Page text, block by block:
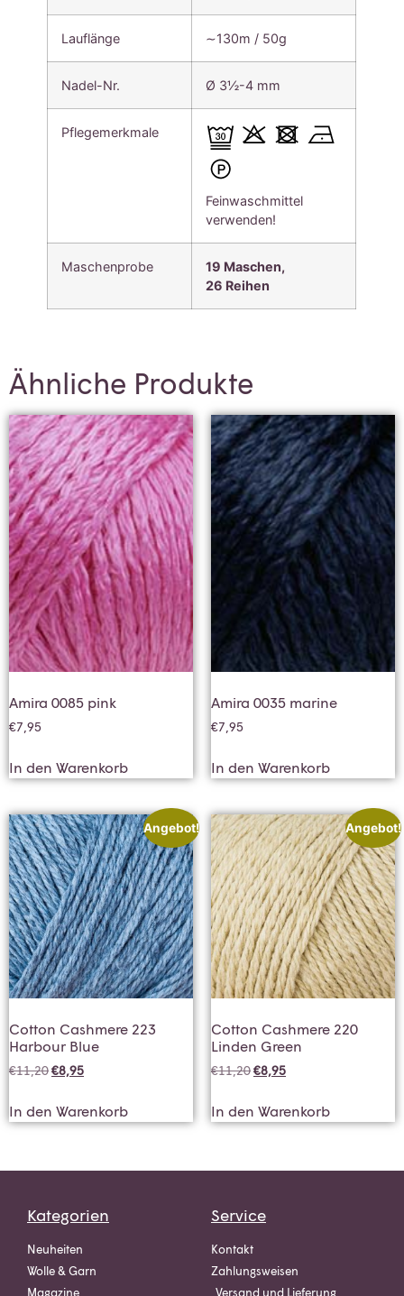
Lauflänge ∼130m / 50g
Nadel-Nr. Ø 3½-4 mm
Pflegemerkmale
Feinwaschmittel
verwenden!
Maschenprobe
19 Maschen,
26 Reihen
Ähnliche Produkte
Amira 0085 pink
€7,95
In den Warenkorb
Amira 0035 marine
€7,95
In den Warenkorb
Angebot!
Cotton Cashmere 223
Harbour Blue
€11,20€8,95
In den Warenkorb
Angebot!
Cotton Cashmere 220
Linden Green
€11,20€8,95
In den Warenkorb
Kategorien
Neuheiten
Wolle & Garn
Magazine
Service
Kontakt
Zahlungsweisen
Versand und Lieferung